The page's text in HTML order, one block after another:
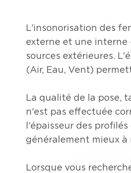
L'insonorisation des
externe et une interne
sources extérieures.
(Air, Eau, Vent)
La qualité de la pose,
n'est pas effectuée
l'épaisseur des
généralement mieux à
Lorsque vous